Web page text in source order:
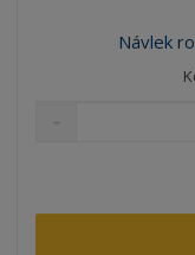
Návlek